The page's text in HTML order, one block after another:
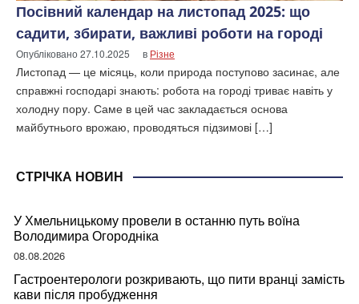
Посівний календар на листопад 2025: що
садити, збирати, важливі роботи на городі
Опубліковано27.10.2025 в Різне
Листопад — це місяць, коли природа поступово засинає, але
справжні господарі знають: робота на городі триває навіть у
холодну пору. Саме в цей час закладається основа
майбутнього врожаю, проводяться підзимові […]
СТРІЧКА НОВИН
У Хмельницькому провели в останню путь воїна
Володимира Огородніка
08.08.2026
Гастроентерологи розкривають, що пити вранці замість
кави після пробудження